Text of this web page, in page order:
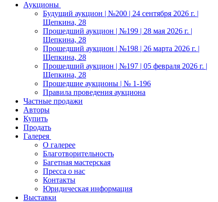
Аукционы
Будущий аукцион | №200 | 24 сентября 2026 г. |
Щепкина, 28
Прошедший аукцион | №199 | 28 мая 2026 г. |
Щепкина, 28
Прошедший аукцион | №198 | 26 марта 2026 г. |
Щепкина, 28
Прошедший аукцион | №197 | 05 февраля 2026 г. |
Щепкина, 28
Прошедшие аукционы | № 1-196
Правила проведения аукциона
Частные продажи
Авторы
Купить
Продать
Галерея
О галерее
Благотворительность
Багетная мастерская
Пресса о нас
Контакты
Юридическая информация
Выставки